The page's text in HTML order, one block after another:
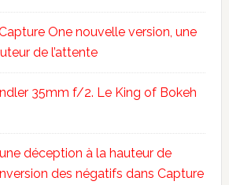
One nouvelle version, une
de l’attente
35mm f/2. Le King of Bokeh
déception à la hauteur de
des négatifs dans Capture